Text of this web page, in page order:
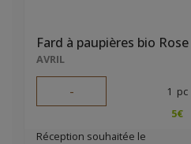
Fard à paupières bio
AVRIL
- 1 pc
5€
Réception souhaitée le